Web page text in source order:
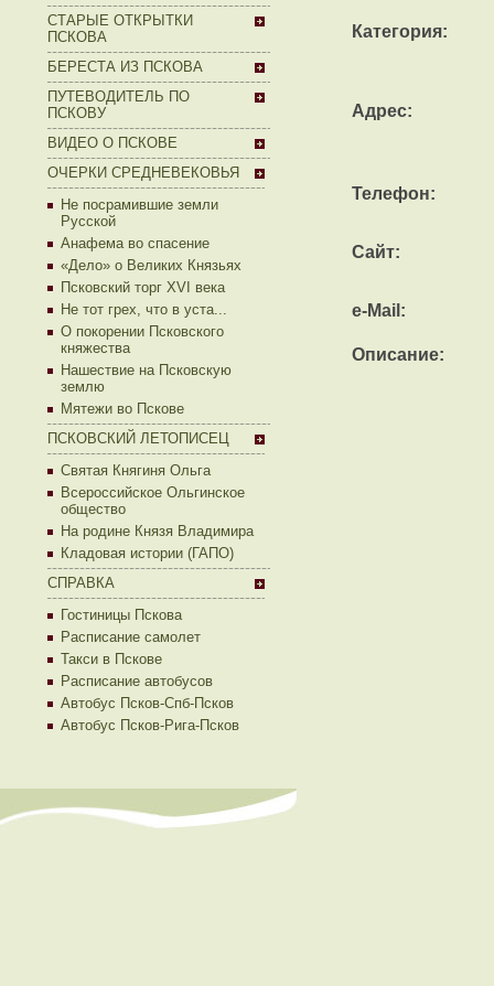
СТАРЫЕ ОТКРЫТКИ
ПСКОВА
БЕРЕСТА ИЗ ПСКОВА
ПУТЕВОДИТЕЛЬ ПО
ПСКОВУ
ВИДЕО О ПСКОВЕ
ОЧЕРКИ СРЕДНЕВЕКОВЬЯ
Не посрамившие земли
Русской
Анафема во спасение
«Дело» о Великих Князьях
Псковский торг XVI века
Не тот грех, что в уста...
О покорении Псковского
княжества
Нашествие на Псковскую
землю
Мятежи во Пскове
ПСКОВСКИЙ ЛЕТОПИСЕЦ
Святая Княгиня Ольга
Всероссийское Ольгинское
общество
На родине Князя Владимира
Кладовая истории (ГАПО)
СПРАВКА
Гостиницы Пскова
Расписание самолет
Такси в Пскове
Расписание автобусов
Автобус Псков-Спб-Псков
Автобус Псков-Рига-Псков
Категория:
Адрес:
Телефон:
Сайт:
e-Mail:
Описание: